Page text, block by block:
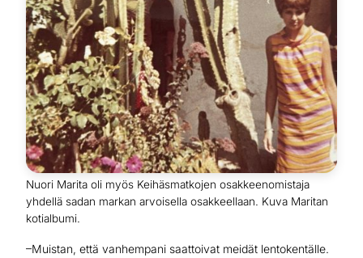
Nuori Marita oli myös Keihäsmatkojen osakkeenomistaja
yhdellä sadan markan arvoisella osakkeellaan. Kuva Maritan
kotialbumi.
–Muistan, että vanhempani saattoivat meidät lentokentälle.